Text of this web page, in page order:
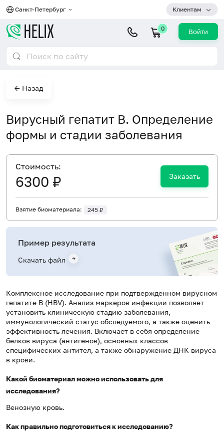
Санкт-Петербург Клиентам
0 Войти
← Назад
Вирусный гепатит В. Определение
формы и стадии заболевания
Комплексное исследование при подтвержденном вирусном
гепатите В (HBV). Анализ маркеров инфекции позволяет
установить клиническую стадию заболевания,
иммунологический статус обследуемого, а также оценить
эффективность лечения. Включает в себя определение
белков вируса (антигенов), основных классов
специфических антител, а также обнаружение ДНК вируса
в крови.
Какой биоматериал можно использовать для
исследования?
Венозную кровь.
Как правильно подготовиться к исследованию?
Cтоимость:
6300 ₽ Заказать
Взятие биоматериала: 245 ₽
Пример результата
Скачать файл